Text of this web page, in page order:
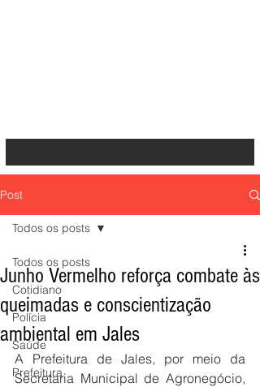
Post
Todos os posts
Cotidiano
Polícia
Saúde
Prefeitura
Todos os posts
Junho Vermelho reforça combate às
queimadas e conscientização
ambiental em Jales
A Prefeitura de Jales, por meio da
Secretaria Municipal de Agronegócio,